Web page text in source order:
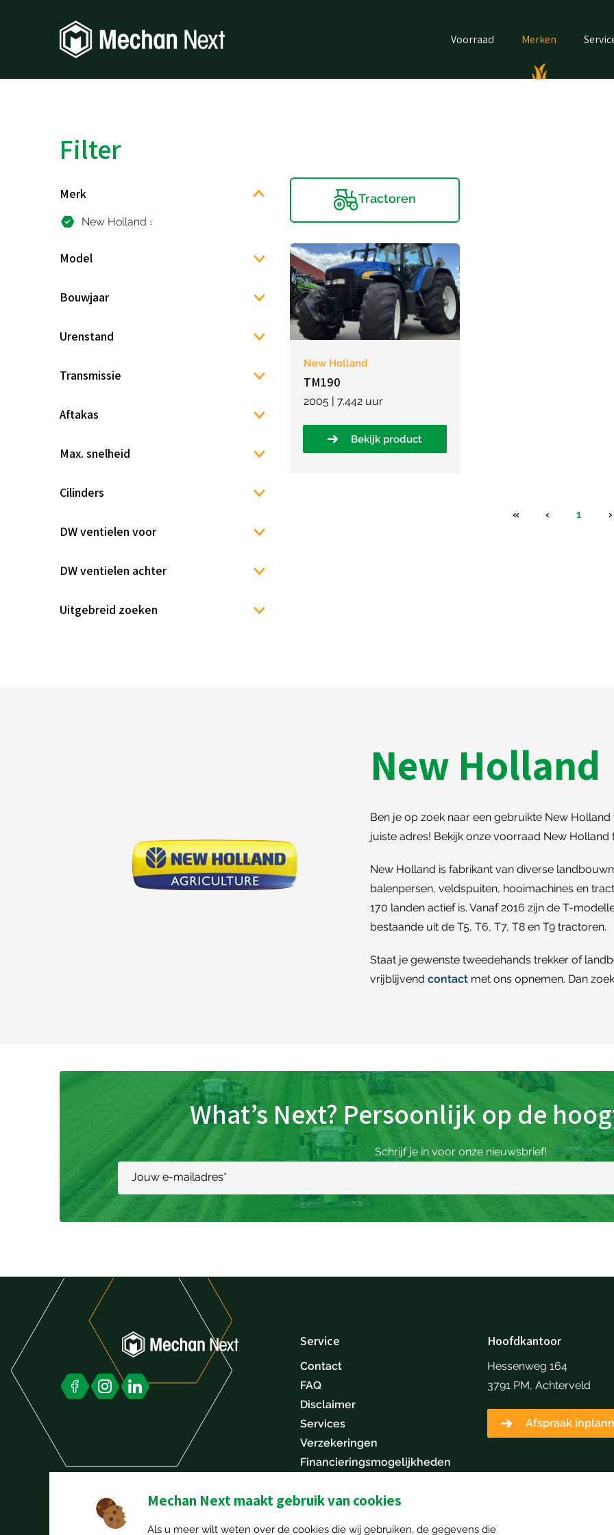
Mechan Next maakt gebruik van cookies
Als u meer wilt weten over de cookies die wij gebruiken, de gegevens die
Voorraad Merken
Filter
Merk
New Holland 1
Model
Bouwjaar
Urenstand
Transmissie
Aftakas
Max. snelheid
Cilinders
DW ventielen voor
DW ventielen achter
Uitgebreid zoeken
Tractoren
New Holland
TM190
2005 | 7.442 uur
Bekijk product
« ‹ 1 ›
New Holland
Ben je op zoek naar een gebruikte New
juiste adres! Bekijk onze voorraad New
New Holland is fabrikant van diverse
balenpersen, veldspuiten, hooimachines en
170 landen actief is. Vanaf 2016 zijn de T-
bestaande uit de T5, T6, T7, T8 en T9 tractoren.
Staat je gewenste tweedehands trekker of
vrijblijvend contact met ons opnemen. Dan
What’s Next? Persoonlijk op de
Schrijf je in voor onze nieuwsbrief!
Jouw e-mailadres*
Service
Contact
FAQ
Disclaimer
Services
Verzekeringen
Financieringsmogelijkheden
Hoofdkantoor
Hessenweg 164
3791 PM, Achterveld
Afspraak